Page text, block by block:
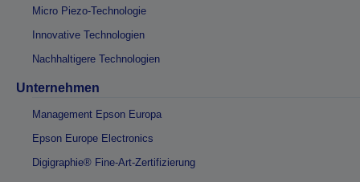
Micro Piezo-Technologie
Innovative Technologien
Nachhaltigere Technologien
Unternehmen
Management Epson Europa
Epson Europe Electronics
Digigraphie® Fine-Art-Zertifizierung